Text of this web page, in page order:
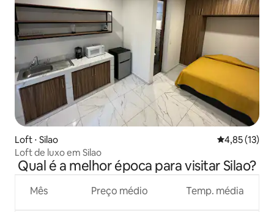
Loft ⋅ Silao 4,85 de uma
4,85 (13)
Loft de luxo em Silao
Qual é a melhor época para visitar Silao?
Mês Preço médio Temp. média